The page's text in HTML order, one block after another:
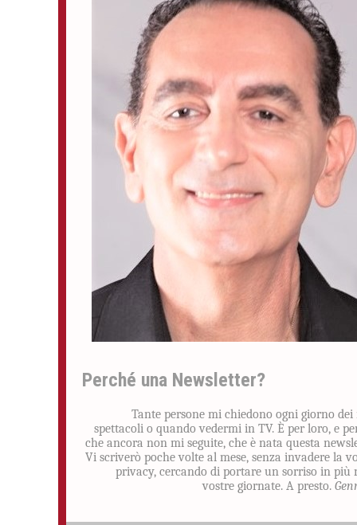
Perché una Newsletter?
Tante persone mi chiedono ogni giorno dei
spettacoli o quando vedermi in TV. È per loro, e
che ancora non mi seguite, che è nata questa
Vi scriverò poche volte al mese, senza invadere la
privacy, cercando di portare un sorriso in più
vostre giornate. A presto.